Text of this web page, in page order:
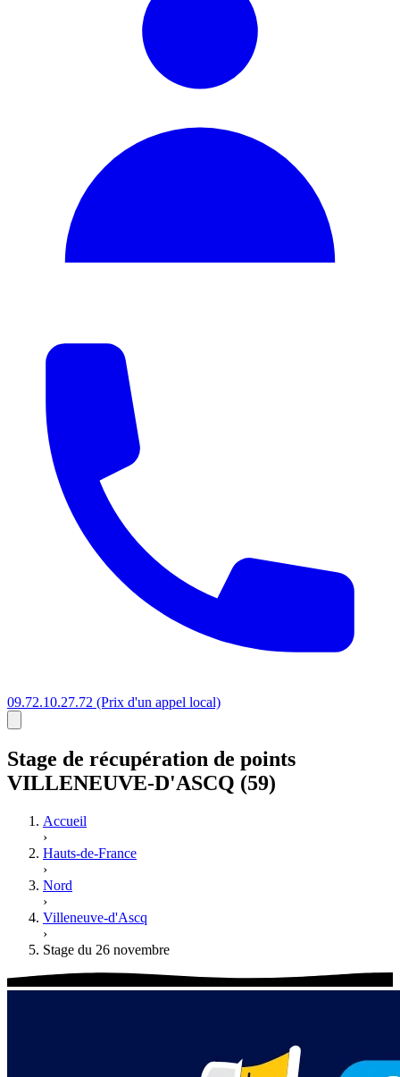
09.72.10.27.72 (Prix d'un appel local)
Stage de récupération de points
VILLENEUVE-D'ASCQ (59)
Accueil
›
Hauts-de-France
›
Nord
›
Villeneuve-d'Ascq
›
Stage du 26 novembre